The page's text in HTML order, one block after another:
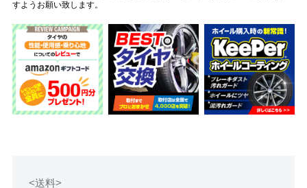
すようお願い致します。
<送料>